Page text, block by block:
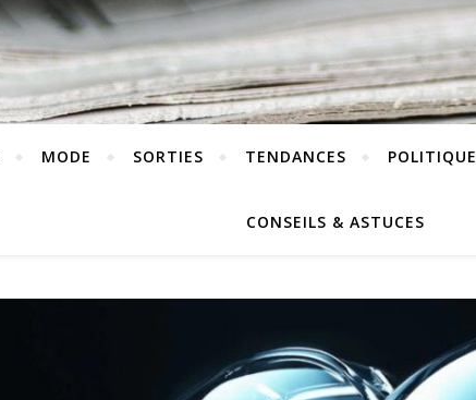
MODE SORTIES TENDANCES POLITIQUE
CONSEILS & ASTUCES